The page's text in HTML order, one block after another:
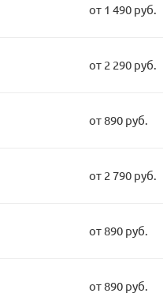
от 1 490 руб.
от 2 290 руб.
от 890 руб.
от 2 790 руб.
от 890 руб.
от 890 руб.